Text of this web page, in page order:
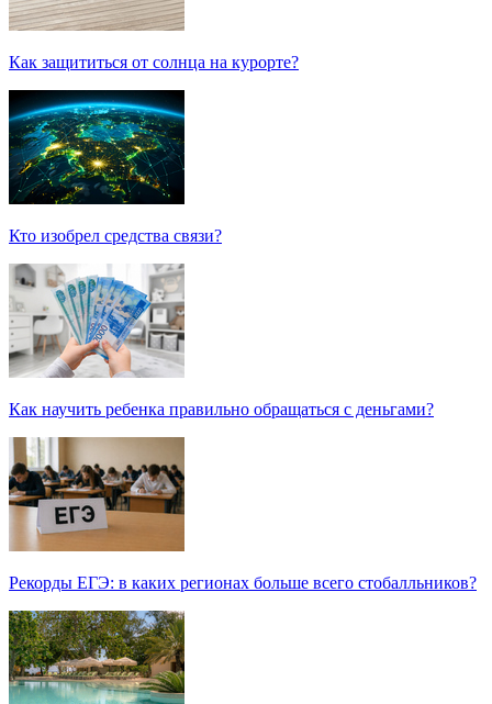
Как защититься от солнца на курорте?
Кто изобрел средства связи?
Как научить ребенка правильно обращаться с деньгами?
Рекорды ЕГЭ: в каких регионах больше всего стобалльников?